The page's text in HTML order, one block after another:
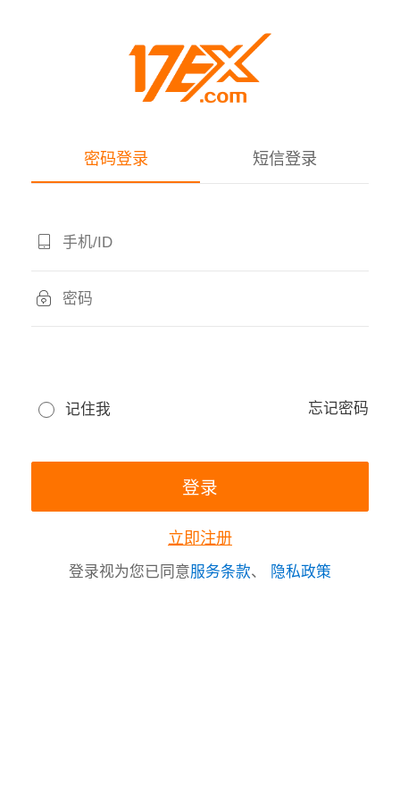
密码登录 短信登录
记住我 忘记密码
立即注册
登录视为您已同意服务条款、 隐私政策